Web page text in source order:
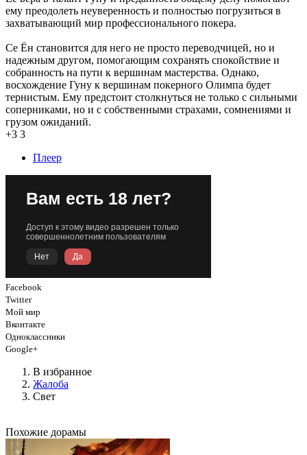
ему преодолеть неуверенность и полностью погрузиться в
захватывающий мир профессионального покера.
Се Ён становится для него не просто переводчицей, но и
надежным другом, помогающим сохранять спокойствие и
собранность на пути к вершинам мастерства. Однако,
восхождение Гуну к вершинам покерного Олимпа будет
тернистым. Ему предстоит столкнуться не только с сильными
соперниками, но и с собственными страхами, сомнениями и
грузом ожиданий.
+3 3
Плеер
Facebook
Twitter
Мой мир
Вконтакте
Одноклассники
Google+
В избранное
Жалоба
Свет
Похожие дорамы